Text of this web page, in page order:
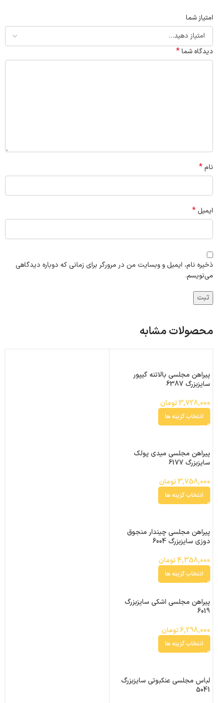
امتیاز شما
دیدگاه شما*
نام*
ایمیل *
ذخیره نام، ایمیل و وبسایت من در مرورگر برای زمانی که دوباره دیدگاهی
می‌نویسم.
محصولات مشابه
پیراهن مجلسی بالاتنه گیپور
سایزبزرگ 6387
3,728,000تومان
انتخاب گزینه ها
پیراهن مجلسی میدی پولک
سایزبزرگ 6177
3,758,000تومان
انتخاب گزینه ها
پیراهن مجلسی چیندار منجوق
دوزی سایزبزرگ 6004
4,358,000تومان
انتخاب گزینه ها
پیراهن مجلسی اشکی سایزبزرگ
6019
6,298,000تومان
انتخاب گزینه ها
لباس مجلسی عنکبوتی سایزبزرگ
5041